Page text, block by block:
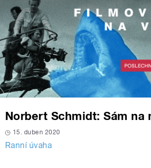
Norbert Schmidt: Sám na
15. duben 2020
Ranní úvaha